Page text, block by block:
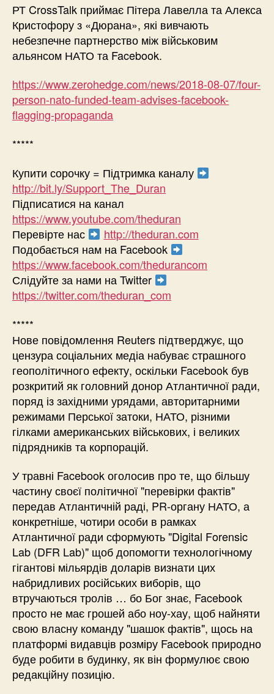
РТ CrossTalk приймає Пітера Лавелла та Алекса
Кристофору з «Дюрана», які вивчають
небезпечне партнерство між військовим
альянсом НАТО та Facebook.
https://www.zerohedge.com/news/2018-08-07/four-
person-nato-funded-team-advises-facebook-
flagging-propaganda
*****
Купити сорочку = Підтримка каналу
http://bit.ly/Support_The_Duran
Підписатися на канал
https://www.youtube.com/theduran
Перевірте нас
http://theduran.com
Подобається нам на Facebook
https://www.facebook.com/thedurancom
Слідуйте за нами на Twitter
https://twitter.com/theduran_com
*****
Нове повідомлення Reuters підтверджує, що
цензура соціальних медіа набуває страшного
геополітичного ефекту, оскільки Facebook був
розкритий як головний донор Атлантичної ради,
поряд із західними урядами, авторитарними
режимами Перської затоки, НАТО, різними
гілками американських військових, і великих
підрядників та корпорацій.
У травні Facebook оголосив про те, що більшу
частину своєї політичної "перевірки фактів"
передав Атлантичній раді, PR-органу НАТО, а
конкретніше, чотири особи в рамках
Атлантичної ради сформують "Digital Forensic
Lab (DFR Lab)" щоб допомогти технологічному
гігантові мільярдів доларів визнати цих
набридливих російських виборів, що
втручаються тролів … бо Бог знає, Facebook
просто не має грошей або ноу-хау, щоб найняти
свою власну команду "шашок фактів", щось на
платформі видавців розміру Facebook природно
буде робити в будинку, як він формулює свою
редакційну позицію.